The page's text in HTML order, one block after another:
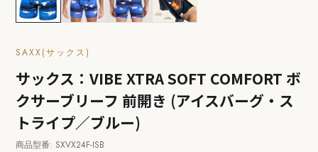
SAXX(サックス)
サックス：VIBE XTRA SOFT COMFORT ボ
クサーブリーフ 前開き (アイスバーグ・ス
トライプ／ブルー)
商品型番: SXVX24F-ISB